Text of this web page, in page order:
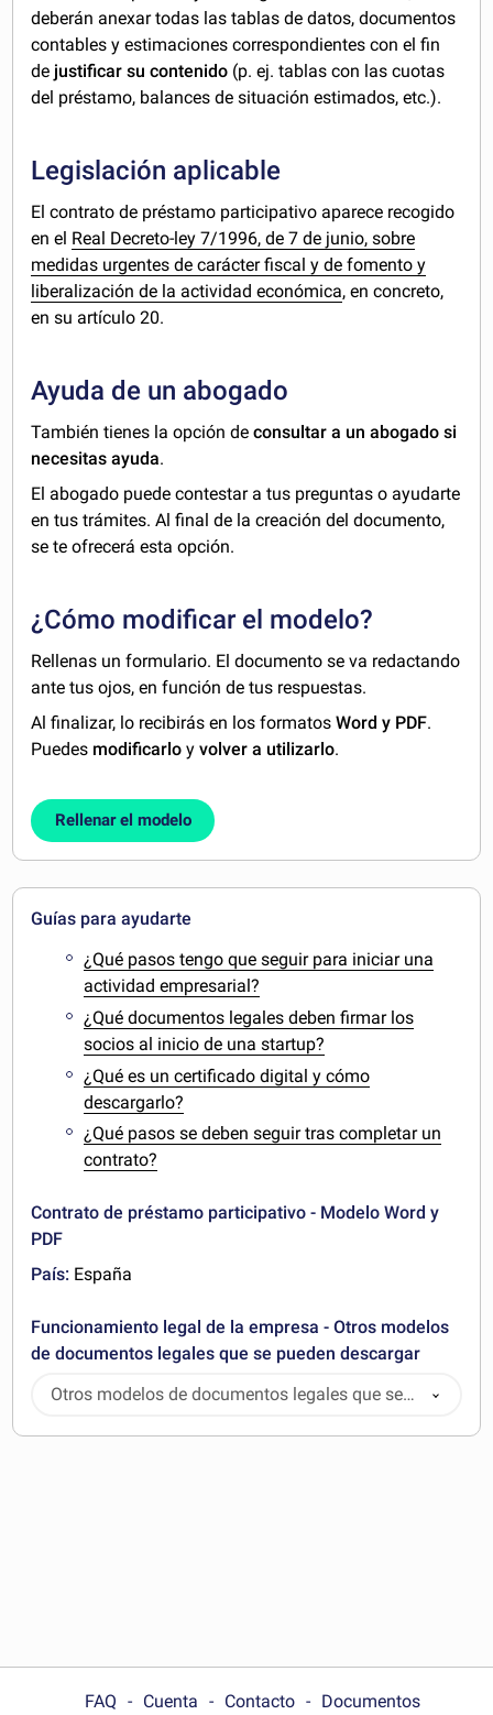
deberán anexar todas las tablas de datos, documentos
contables y estimaciones correspondientes con el fin
de justificar su contenido (p. ej. tablas con las cuotas
del préstamo, balances de situación estimados, etc.).
Legislación aplicable
El contrato de préstamo participativo aparece recogido
en el Real Decreto-ley 7/1996, de 7 de junio, sobre
medidas urgentes de carácter fiscal y de fomento y
liberalización de la actividad económica, en concreto,
en su artículo 20.
Ayuda de un abogado
También tienes la opción deconsultar a un abogado si
necesitas ayuda.
El abogado puede contestar a tus preguntas o ayudarte
en tus trámites. Al final de la creación del documento,
se te ofrecerá esta opción.
¿Cómo modificar el modelo?
Rellenas un formulario. El documento se va redactando
ante tus ojos, en función de tus respuestas.
Al finalizar, lo recibirás en los formatosWord y PDF.
Puedes modificarlo yvolver a utilizarlo.
Rellenar el modelo
Guías para ayudarte
¿Qué pasos tengo que seguir para iniciar una
actividad empresarial?
¿Qué documentos legales deben firmar los
socios al inicio de una startup?
¿Qué es un certificado digital y cómo
descargarlo?
¿Qué pasos se deben seguir tras completar un
contrato?
Contrato de préstamo participativo - Modelo Word y
PDF
País: España
Funcionamiento legal de la empresa - Otros modelos
de documentos legales que se pueden descargar
Otros modelos de documentos legales que se
pueden descargar
FAQ Cuenta Contacto Documentos